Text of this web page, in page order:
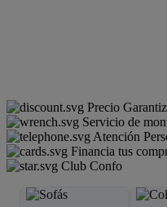
Precio
Servicio de
Atención
Financia tus
Club Confo